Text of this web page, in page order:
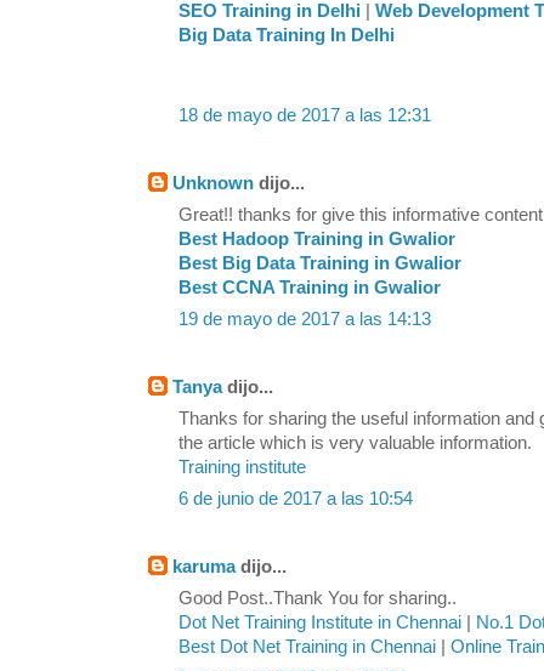
SEO Training in Delhi
Web Development
Big Data Training In Delhi
18 de mayo de 2017 a las 12:31
Unknown dijo...
Great!! thanks for give this informative
Best Hadoop Training in Gwalior
Best Big Data Training in Gwalior
Best CCNA Training in Gwalior
19 de mayo de 2017 a las 14:13
Tanyadijo...
Thanks for sharing the useful information and
the article which is very valuable information.
Training institute
6 de junio de 2017 a las 10:54
karumadijo...
Good Post..Thank You for sharing..
Dot Net Training Institute in Chennai
No.1
Best Dot Net Training in Chennai
Online